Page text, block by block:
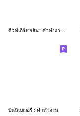
บันนี่เบเกอรี่ : คำทำงาน